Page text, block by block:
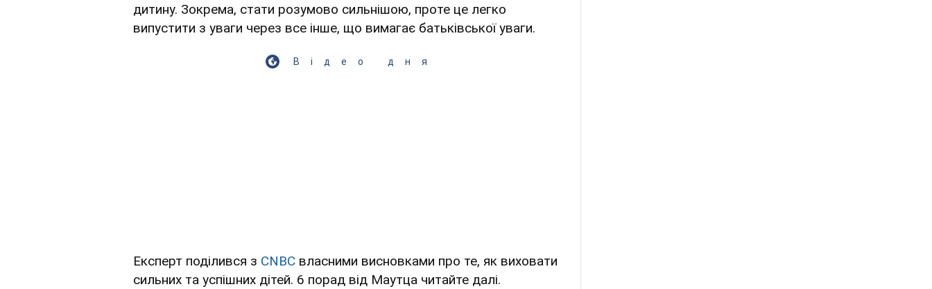
дитину. Зокрема, стати розумово сильнішою, проте це легко
випустити з уваги через все інше, що вимагає батьківської уваги.
Відео дня
Експерт поділився з CNBC власними висновками про те, як виховати
сильних та успішних дітей. 6 порад від Маутца читайте далі.